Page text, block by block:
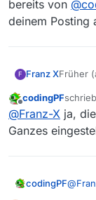
bereits von @
deinem Posting
F Franz XFrüher
Wie bei
gibt es
Für
Für
Offline
codingPF
zuletzt
@Franz-X ja,
Ganzes
codingPF@